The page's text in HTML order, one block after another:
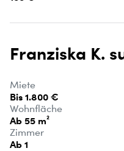
Franziska K.
Miete
Bis 1.800 €
Wohnfläche
Ab 55 m²
Zimmer
Ab 1